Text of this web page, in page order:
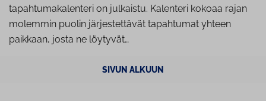
tapahtumakalenteri on julkaistu. Kalenteri kokoaa rajan
molemmin puolin järjestettävät tapahtumat yhteen
paikkaan, josta ne löytyvät…
SIVUN ALKUUN